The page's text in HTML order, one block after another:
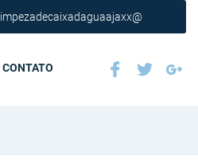
limpezadecaixadaguaajaxx@
CONTATO